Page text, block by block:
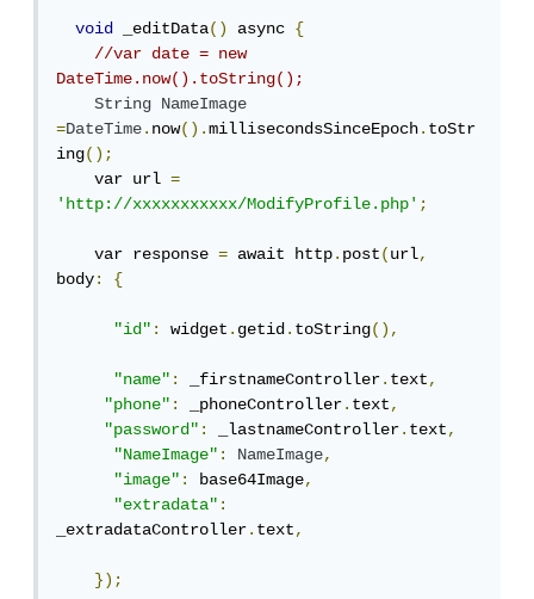
void _editData() async {
//var date = new
DateTime.now().toString();
String
NameImage
=DateTime.now().millisecondsSinceEpoch.toStr
ing();
    var url
=
'http://xxxxxxxxxxx/ModifyProfile.php';
    var response
= await http.post(url,
body: {
"id": widget.getid.toString(),
"name": _firstnameController.text,
"phone": _phoneController.text,
"password": _lastnameController.text,
"NameImage": NameImage,
"image": base64Image,
"extradata":
_extradataController.text,
});